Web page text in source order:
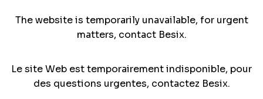
The website is temporarily unavailable, for urgent
matters, contact Besix.
Le site Web est temporairement indisponible, pour
des questions urgentes, contactez Besix.